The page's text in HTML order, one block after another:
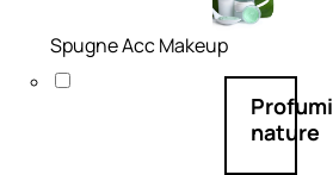
Profumi
nature
Spugne Acc Makeup